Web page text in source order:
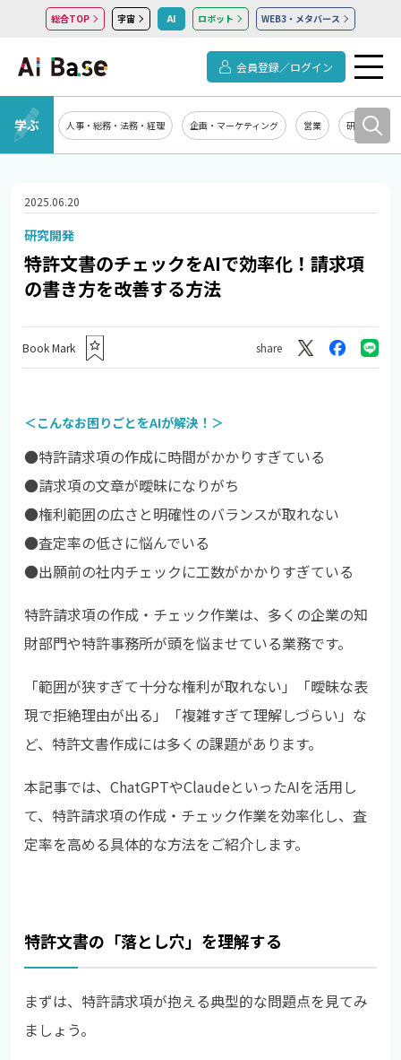
総合TOP 宇宙 AI ロボット WEB3・メタバース
会員登録／ログイン
学ぶ 人事・総務・法務・経理 企画・マーケティング 営業 研究開発
2025.06.20
研究開発
特許文書のチェックをAIで効率化！請求項
の書き方を改善する方法
Book Mark share
＜こんなお困りごとをAIが解決！＞
●特許請求項の作成に時間がかかりすぎている
●請求項の文章が曖昧になりがち
●権利範囲の広さと明確性のバランスが取れない
●査定率の低さに悩んでいる
●出願前の社内チェックに工数がかかりすぎている
特許請求項の作成・チェック作業は、多くの企業の知
財部門や特許事務所が頭を悩ませている業務です。
「範囲が狭すぎて十分な権利が取れない」「曖昧な表
現で拒絶理由が出る」「複雑すぎて理解しづらい」な
ど、特許文書作成には多くの課題があります。
本記事では、ChatGPTやClaudeといったAIを活用し
て、特許請求項の作成・チェック作業を効率化し、査
定率を高める具体的な方法をご紹介します。
特許文書の「落とし穴」を理解する
まずは、特許請求項が抱える典型的な問題点を見てみ
ましょう。